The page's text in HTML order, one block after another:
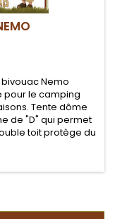
bivouac Nemo
pour le camping
Tente dôme
de "D" qui permet
toit protège du
Les murs